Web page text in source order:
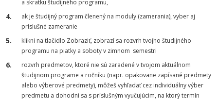
a skratku študijného programu,
ak je študijný program členený na moduly (zamerania), vyber aj
príslušné zameranie
klikni na tlačidlo Zobraziť, zobrazí sa rozvrh tvojho študijného
programu na piatky a soboty v zimnom semestri
rozvrh predmetov, ktoré nie sú zaradené v tvojom aktuálnom
študijnom programe a ročníku (napr. opakovane zapísané predmety
alebo výberové predmety), môžeš vyhľadať cez individuálny výber
predmetu a dohodni sa s príslušným vyučujúcim, na ktorý termín